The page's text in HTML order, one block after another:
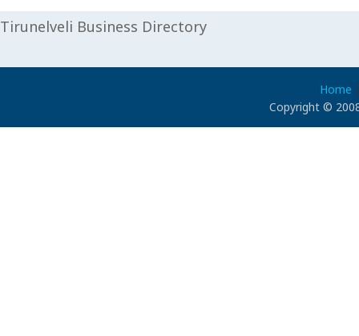
Tirunelveli Business Directory
Home
Copyright ©